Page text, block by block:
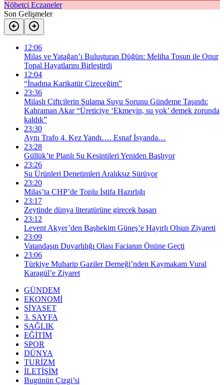
Nöbetçi Eczaneler
Son Gelişmeler
12:06
Milas ve Yatağan’ı Buluşturan Düğün: Meliha Tosun ile Onur
Topal Hayatlarını Birleştirdi
12:04
“İnadına Karikatür Çizeceğim”
23:36
Milaslı Çiftçilerin Sulama Suyu Sorunu Gündeme Taşındı:
Kahraman Akar “Üreticiye ‘Ekmeyin, su yok’ demek zorunda
kaldık”
23:30
Aynı Trafo 4. Kez Yandı…. Esnaf İsyanda…
23:28
Güllük’te Planlı Su Kesintileri Yeniden Başlıyor
23:26
Su Ürünleri Denetimleri Aralıksız Sürüyor
23:20
Milas’ta CHP’de Toplu İstifa Hazırlığı
23:17
Zeytinde dünya literatürüne girecek başarı
23:12
Levent Akyer’den Başhekim Güneş’e Hayırlı Olsun Ziyareti
23:09
Vatandaşın Duyarlılığı Olası Facianın Önüne Geçti
23:06
Türkiye Muharip Gaziler Derneği’nden Kaymakam Vural
Karagül’e Ziyaret
GÜNDEM
EKONOMİ
SİYASET
3. SAYFA
SAĞLIK
EĞİTİM
SPOR
DÜNYA
TURİZM
İLETİŞİM
Bugünün Çizgi’si